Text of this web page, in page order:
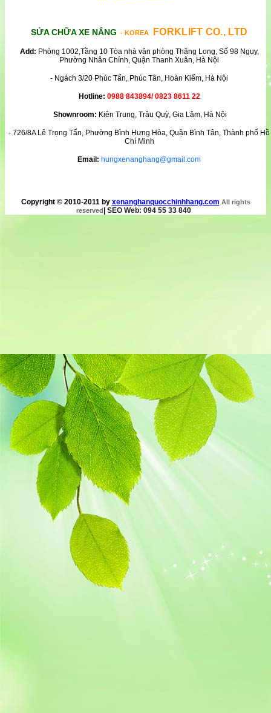
SỬA CHỮA XE NÂNG - KOREA FORKLIFT CO., LTD
Add: Phòng 1002,Tầng 10 Tòa nhà văn phòng Thăng Long, Số 98 Ngụy,
Phường Nhân Chính, Quận Thanh Xuân, Hà Nội
- Ngách 3/20 Phúc Tấn, Phúc Tân, Hoàn Kiếm, Hà Nội
Hotline: 0988 843894/ 0823 8611 22
Shownroom: Kiên Trung, Trâu Quỳ, Gia Lâm, Hà Nội
- 726/8A Lê Trọng Tấn, Phường Bình Hưng Hòa, Quận Bình Tân, Thành phố Hồ
Chí Minh
Email: hungxenanghang@gmail.com
Copyright © 2010-2011 by xenanghanquocchinhhang.com All rights
reserved SEO Web: 094 55 33 840